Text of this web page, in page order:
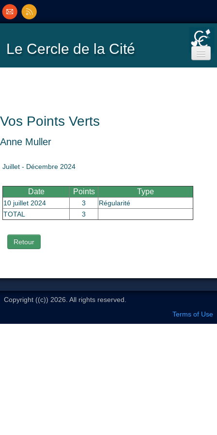
Le Cercle de la Cité
Classement
Le Club
Vos Points Verts
Anne Muller
Juillet - Décembre 2024
Date Points Type
10 juillet 2024 3
Régularité
TOTAL
3
Retour
Copyright ((c)) 2026. All rights reserved.
Terms of Use